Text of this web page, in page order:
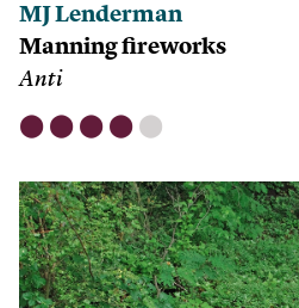
MJ Lenderman
Manning fireworks
Anti
⬤ ⬤ ⬤ ⬤ ⬤